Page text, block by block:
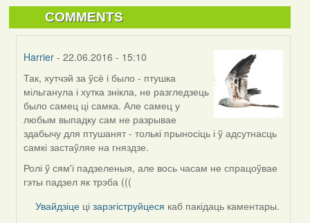
COMMENTS
Harrier - 22.06.2016 - 15:10
In
reply
to
by
Дарья
(госць)
Так, хутчэй за ўсё і было - птушка
мільганула і хутка знікла, не разгледзець
было самец ці самка. Але самец у
любым выпадку сам не разрывае
здабычу для птушанят - толькі прыносіць і ў адсутнасць
самкі застаўляе на гняздзе.
Ролі ў сям'і падзеленыя, але вось часам не спрацоўвае
гэты падзел як трэба (((
Увайдзіце цізарэгіструйцеся каб пакідаць каментары.